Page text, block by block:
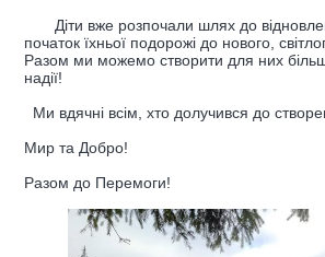
Діти вже розпочали шлях до
початок їхньої подорожі до нового,
Разом ми можемо створити для них
надії!
Ми вдячні всім, хто долучився до
Мир та Добро!
Разом до Перемоги!